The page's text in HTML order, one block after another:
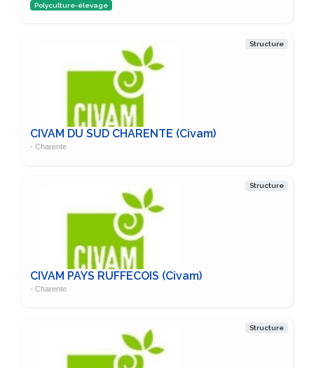
Polyculture-élevage
Structure
CIVAM DU SUD CHARENTE (Civam)
- Charente
Structure
CIVAM PAYS RUFFECOIS (Civam)
- Charente
Structure